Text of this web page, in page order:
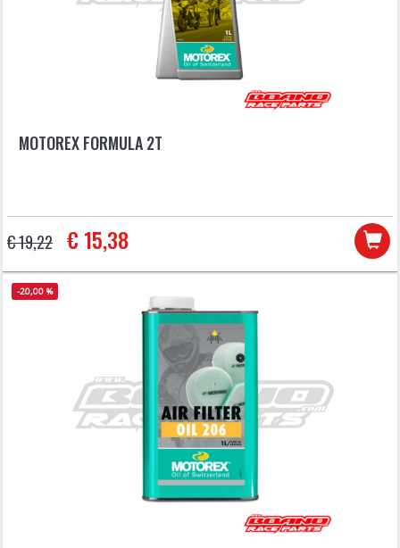
MOTOREX FORMULA 2T
€ 19,22 € 15,38
-20,00 %